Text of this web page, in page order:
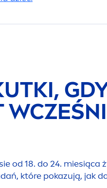
od 18. do 24. miesiąca
które pokazują, jak